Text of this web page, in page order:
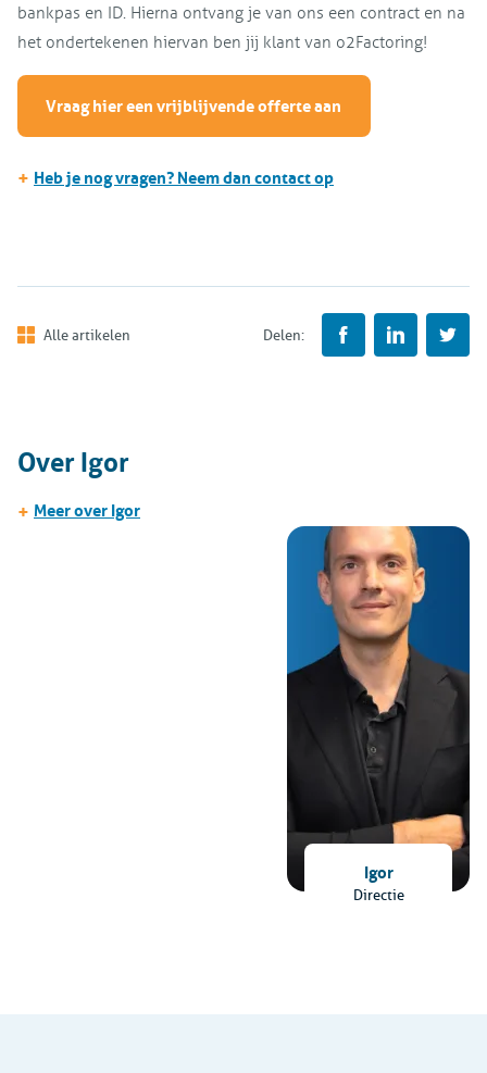
bankpas en ID. Hierna ontvang je van ons een contract en na
het ondertekenen hiervan ben jij klant van o2Factoring!
Vraag hier een vrijblijvende offerte aan
+ Heb je nog vragen? Neem dan contact op
Alle artikelen Delen:
Igor
Directie
Over Igor
+ Meer over Igor